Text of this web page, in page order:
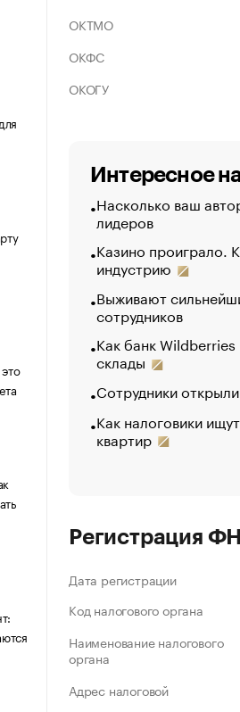
ОКТМО
ОКФС
ОКОГУ
Интересное
Насколько ваш
лидеров
Казино проиграло.
индустрию
Выживают
сотрудников
Как банк
склады
Сотрудники
Как налоговики
квартир
Регистрация
Дата регистрации
Код налогового органа
Наименование налогового
органа
Адрес налоговой